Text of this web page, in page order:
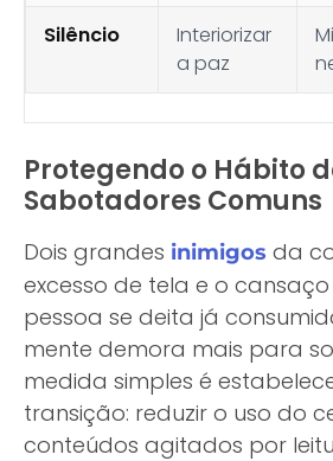
Silêncio
Interiorizar
a paz
Protegendo o Hábito
Sabotadores Comuns
Dois grandes inimigos da
excesso de tela e o
pessoa se deita já
mente demora mais para
medida simples é
transição: reduzir o uso do
conteúdos agitados por